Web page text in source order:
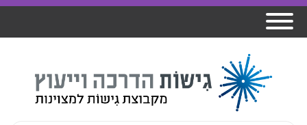
אודות גישות
פיתוח מנהלים
הדרכות
ומרצים
מכללת גישות
גישות כנסים
למנהלי בתי
ספר